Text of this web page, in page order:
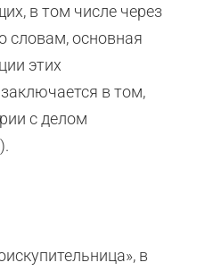
в том числе через
словам, основная
этих
в том,
с делом
в